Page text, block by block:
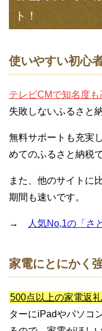
ト！
使いやすい初心
テレビCMで知名度
失敗しないふるさと
無料サポートも充実
めてのふるさと納税
また、他のサイトに
期間も速いです。
→ 人気No,1の「さ
家電にとにかく
500点以上の家電返
ターにiPadやパソコ